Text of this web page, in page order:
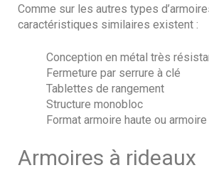
Comme sur les autres types
caractéristiques similaires existent :
Conception en métal très
Fermeture par serrure à clé
Tablettes de rangement
Structure monobloc
Format armoire haute ou
Armoires à rideaux